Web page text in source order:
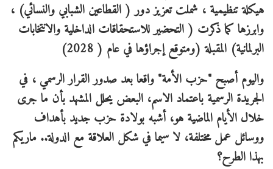
هيكلة تنظيمية ، شملت تعزيز دور ( القطاعين الشبابي والنسائي) ،
وابرزها كما ذكرت ( التحضير للاستحقاقات الداخلية والانتخابات
البرلمانية) المقبلة (ومتوقع إجراؤها في عام ( 2028)
واليوم أصبح "حزب الأمة" واقعا بعد صدور القرار الرسمي ، في
الجريدة الرسمية باعتماد الاسم، البعض يحلل المشهد بأن ما جرى
خلال الأيام الماضية هو، أشبه بولادة حزب جديد بأهداف
ووسائل عمل مختلفة، لا سيما في شكل العلاقة مع الدولة.. ماريكم
بهذا الطرح؟